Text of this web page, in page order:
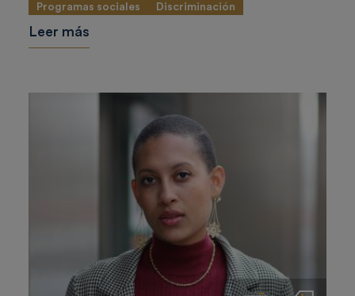
Programas sociales Discriminación
Leer más